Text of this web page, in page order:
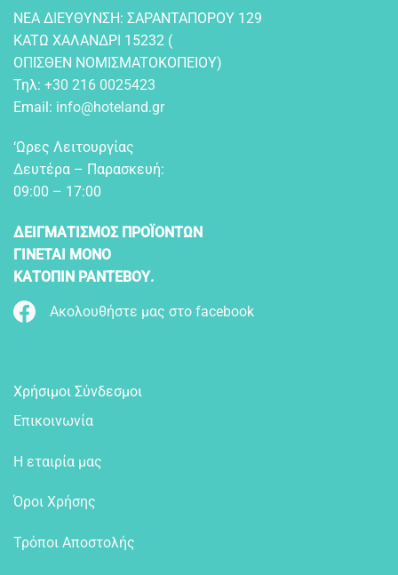
NEA ΔIEYΘYNΣH: ΣAPANTAΠOPOY 129
KATΩ XAΛANΔPI 15232 (
OΠIΣΘEN NOMIΣMATOKOΠEIOY)
Τηλ: +30 216 0025423
Email: info@hoteland.gr
‘Ωρες Λειτουργίας
Δευτέρα – Παρασκευή:
09:00 – 17:00
ΔΕΙΓΜΑΤΙΣΜΟΣ ΠΡΟΪΟΝΤΩΝ
ΓΙΝΕΤΑΙ ΜΟΝΟ
ΚΑΤΟΠΙΝ ΡΑΝΤΕΒΟΥ.
Ακολουθήστε μας στο facebook
Χρήσιμοι Σύνδεσμοι
Επικοινωνία
Η εταιρία μας
Όροι Χρήσης
Τρόποι Αποστολής